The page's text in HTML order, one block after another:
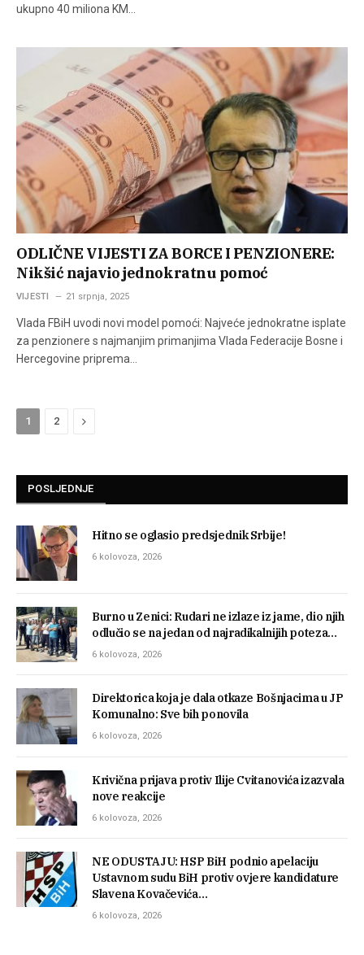
ukupno 40 miliona KM…
ODLIČNE VIJESTI ZA BORCE I PENZIONERE:
Nikšić najavio jednokratnu pomoć
VIJESTI 21 srpnja, 2025
Vlada FBiH uvodi novi model pomoći: Najveće jednokratne isplate
za penzionere s najmanjim primanjima Vlada Federacije Bosne i
Hercegovine priprema…
1 2 Next
POSLJEDNJE
Hitno se oglasio predsjednik Srbije!
6 kolovoza, 2026
Burno u Zenici: Rudari ne izlaze iz jame, dio njih
odlučio se na jedan od najradikalnijih poteza…
6 kolovoza, 2026
Direktorica koja je dala otkaze Bošnjacima u JP
Komunalno: Sve bih ponovila
6 kolovoza, 2026
Krivična prijava protiv Ilije Cvitanovića izazvala
nove reakcije
6 kolovoza, 2026
NE ODUSTAJU: HSP BiH podnio apelaciju
Ustavnom sudu BiH protiv ovjere kandidature
Slavena Kovačevića…
6 kolovoza, 2026